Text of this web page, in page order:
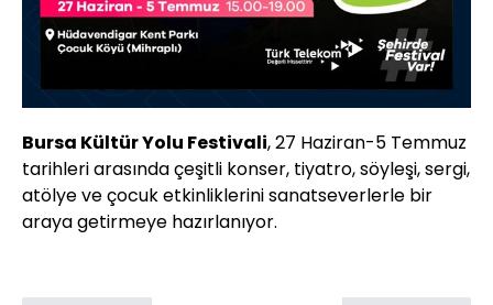
Bursa Kültür Yolu Festivali, 27 Haziran-5 Temmuz
tarihleri arasında çeşitli konser, tiyatro, söyleşi, sergi,
atölye ve çocuk etkinliklerini sanatseverlerle bir
araya getirmeye hazırlanıyor.